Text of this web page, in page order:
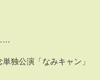
独公演「なみキャン」